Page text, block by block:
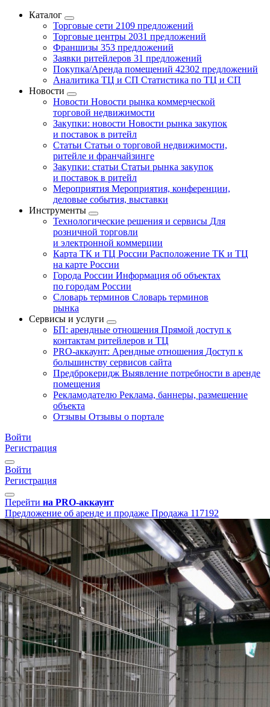
Каталог
Торговые сети 2109 предложений
Торговые центры 2031 предложений
Франшизы 353 предложений
Заявки ритейлеров 31 предложений
Покупка/Аренда помещений 42302 предложений
Аналитика ТЦ и СП Статистика по ТЦ и СП
Новости
Новости Новости рынка коммерческой
торговой недвижимости
Закупки: новости Новости рынка закупок
и поставок в ритейл
Статьи Статьи о торговой недвижимости,
ритейле и франчайзинге
Закупки: статьи Статьи рынка закупок
и поставок в ритейл
Мероприятия Мероприятия, конференции,
деловые события, выставки
Инструменты
Технологические решения и сервисы Для
розничной торговли
и электронной коммерции
Карта ТК и ТЦ России Расположение ТК и ТЦ
на карте России
Города России Информация об объектах
по городам России
Словарь терминов Словарь терминов
рынка
Сервисы и услуги
БП: арендные отношения Прямой доступ к
контактам ритейлеров и ТЦ
PRO-аккаунт: Арендные отношения Доступ к
большинству сервисов сайта
Предброкеридж Выявление потребности в аренде
помещения
Рекламодателю Реклама, баннеры, размещение
объекта
Отзывы Отзывы о портале
Войти
Регистрация
Войти
Регистрация
Перейти на PRO-аккаунт
Предложение об аренде и продаже Продажа 117192